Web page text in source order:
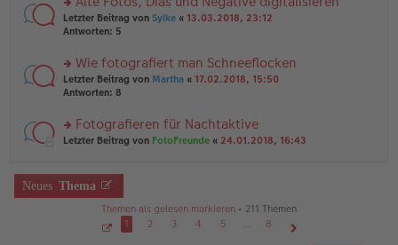
ei
tr
a
e
n
er
ei
tr
a
u
n
g
es
e
n
er
ei
tr
rs
te
n
g
el
e
n
ei
tr
Letzter Beitrag von Sylke « 13.03.2018, 23:12
Antworten: 5
rs
te
n
g
es
e
n
Wie fotografiert man Schneeflocken
Letzter Beitrag von Martha « 17.02.2018, 15:50
Antworten: 8
rs
u
n
Fotografieren für Nachtaktive
Letzter Beitrag von FotoFreunde « 24.01.2018, 16:43
Neues Thema
Themen als gelesen markieren • 211 Themen
1 2 3 4 5 …
8